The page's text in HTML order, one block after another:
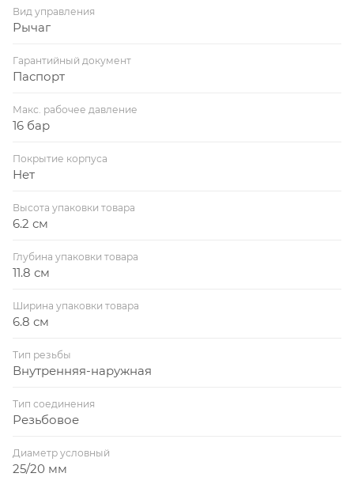
Вид управления
Рычаг
Гарантийный документ
Паспорт
Макс. рабочее давление
16 бар
Покрытие корпуса
Нет
Высота упаковки товара
6.2 см
Глубина упаковки товара
11.8 см
Ширина упаковки товара
6.8 см
Тип резьбы
Внутренняя-наружная
Тип соединения
Резьбовое
Диаметр условный
25/20 мм